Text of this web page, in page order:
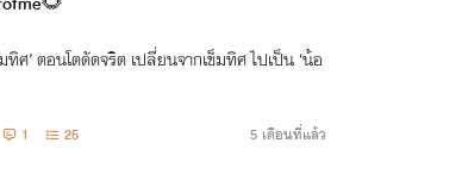
ทิศ’ ตอนโตดัดจริต เปลี่ยนจากเข็มทิศ ไปเป็น ‘น้อ
1 25 5 เดือนที่แล้ว